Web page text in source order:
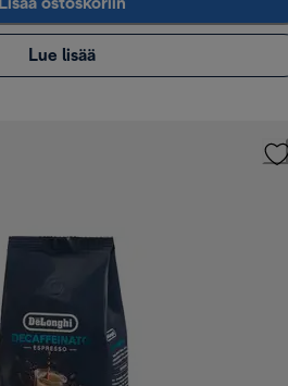
Lisää ostoskoriin
Lue lisää